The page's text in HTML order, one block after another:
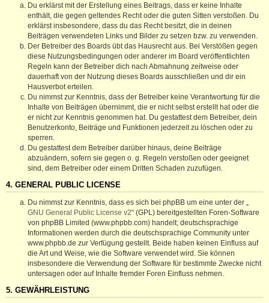
Du erklärst mit der Erstellung eines Beitrags, dass er keine Inhalte
enthält, die gegen geltendes Recht oder die guten Sitten verstoßen. Du
erklärst insbesondere, dass du das Recht besitzt, die in deinen
Beiträgen verwendeten Links und Bilder zu setzen bzw. zu verwenden.
Der Betreiber des Boards übt das Hausrecht aus. Bei Verstößen gegen
diese Nutzungsbedingungen oder anderer im Board veröffentlichten
Regeln kann der Betreiber dich nach Abmahnung zeitweise oder
dauerhaft von der Nutzung dieses Boards ausschließen und dir ein
Hausverbot erteilen.
Du nimmst zur Kenntnis, dass der Betreiber keine Verantwortung für die
Inhalte von Beiträgen übernimmt, die er nicht selbst erstellt hat oder die
er nicht zur Kenntnis genommen hat. Du gestattest dem Betreiber, dein
Benutzerkonto, Beiträge und Funktionen jederzeit zu löschen oder zu
sperren.
Du gestattest dem Betreiber darüber hinaus, deine Beiträge
abzuändern, sofern sie gegen o. g. Regeln verstoßen oder geeignet
sind, dem Betreiber oder einem Dritten Schaden zuzufügen.
4. GENERAL PUBLIC LICENSE
Du nimmst zur Kenntnis, dass es sich bei phpBB um eine unter der „
GNU General Public License v2“ (GPL) bereitgestellten Foren-Software
von phpBB Limited (www.phpbb.com) handelt; deutschsprachige
Informationen werden durch die deutschsprachige Community unter
www.phpbb.de zur Verfügung gestellt. Beide haben keinen Einfluss auf
die Art und Weise, wie die Software verwendet wird. Sie können
insbesondere die Verwendung der Software für bestimmte Zwecke nicht
untersagen oder auf Inhalte fremder Foren Einfluss nehmen.
5. GEWÄHRLEISTUNG